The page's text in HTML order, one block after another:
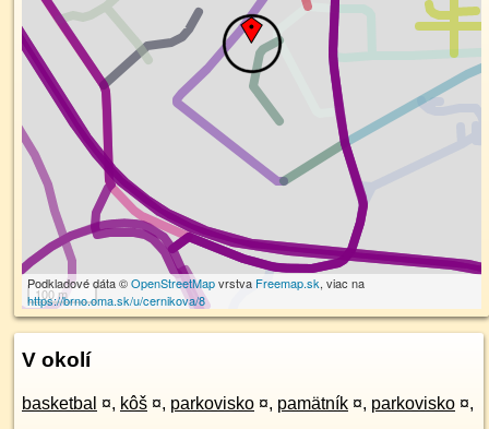
100 m
Podkladové dáta ©OpenStreetMapvrstva Freemap.sk, viac na
https://brno.oma.sk/u/cernikova/8
V okolí
basketbal ¤, kôš ¤, parkovisko ¤, pamätník ¤, parkovisko ¤,